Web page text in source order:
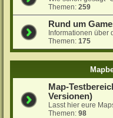
Themen:259
Rund um
Informationen über
Themen:175
Map-
Versionen)
Lasst hier eure
Themen:98